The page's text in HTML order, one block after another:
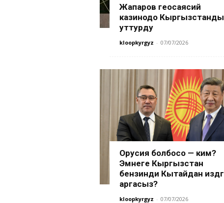
Жапаров геосаясий
казинодо Кыргызстанды
уттурду
kloopkyrgyz - 07/07/2026
Орусия болбосо — ким?
Эмнеге Кыргызстан
бензинди Кытайдан издөөгө
аргасыз?
kloopkyrgyz - 07/07/2026